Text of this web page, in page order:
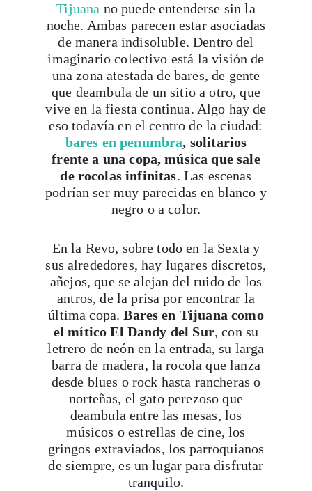
Tijuana no puede entenderse sin la
noche. Ambas parecen estar asociadas
de manera indisoluble. Dentro del
imaginario colectivo está la visión de
una zona atestada de bares, de gente
que deambula de un sitio a otro, que
vive en la fiesta continua. Algo hay de
eso todavía en el centro de la ciudad:
bares en penumbra, solitarios
frente a una copa, música que sale
de rocolas infinitas. Las escenas
podrían ser muy parecidas en blanco y
negro o a color.
En la Revo, sobre todo en la Sexta y
sus alrededores, hay lugares discretos,
añejos, que se alejan del ruido de los
antros, de la prisa por encontrar la
última copa.Bares en Tijuana como
el mítico El Dandy del Sur, con su
letrero de neón en la entrada, su larga
barra de madera, la rocola que lanza
desde blues o rock hasta rancheras o
norteñas, el gato perezoso que
deambula entre las mesas, los
músicos o estrellas de cine, los
gringos extraviados, los parroquianos
de siempre, es un lugar para disfrutar
tranquilo.